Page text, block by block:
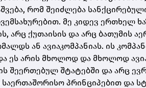
რომ შეიძლება
მე კიდევ ერთხელ
ქუთაისის და არც ბათუმის
ან ავიაკომპანიას. ის
ეს არის მხოლოდ და მხოლოდ
შეერთებულ შტატებში და არც
პრინციპებით და